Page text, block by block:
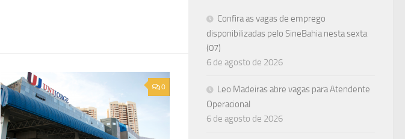
0
Confira as vagas de emprego
disponibilizadas pelo SineBahia nesta sexta
(07)
6 de agosto de 2026
Leo Madeiras abre vagas para Atendente
Operacional
6 de agosto de 2026